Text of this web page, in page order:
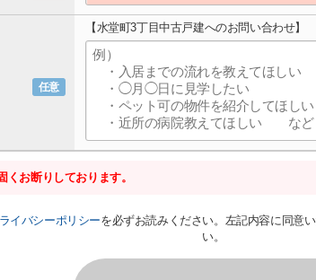
任意
【水堂町3丁目中古戸建へのお問い合わせ】
お断りしております。
イバシーポリシーを必ずお読みください。左記内容に同意
い。